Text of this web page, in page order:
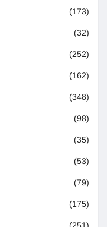
(173)
(32)
(252)
(162)
(348)
(98)
(35)
(53)
(79)
(175)
(251)